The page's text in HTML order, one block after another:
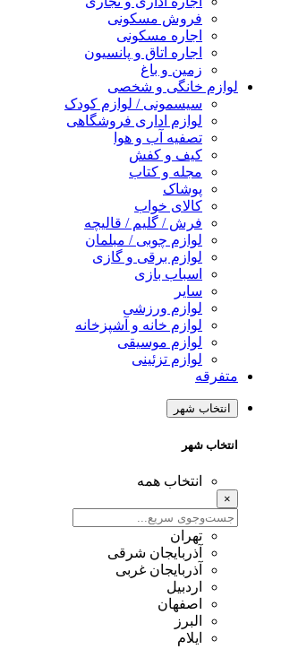
فروش مسکونی
اجاره مسکونی
اجاره اتاق و پانسیون
زمین و باغ
لوازم خانگی و شخصی
سیسمونی / لوازم کودک
لوازم اداری فروشگاهی
تصفیه آب و هوا
کیف و کفش
مجله و کتاب
پوشاک
کالای خواب
فرش / گلیم / قالیچه
لوازم چوبی / مبلمان
لوازم برقی و گازی
اسباب بازی
سایر
لوازم ورزشی
لوازم خانه و آشپزخانه
لوازم موسیقی
لوازم تزئینی
متفرقه
انتخاب شهر
انتخاب شهر
انتخاب همه
×
تهران
آذربایجان شرقی
آذربایجان غربی
اردبیل
اصفهان
البرز
ایلام